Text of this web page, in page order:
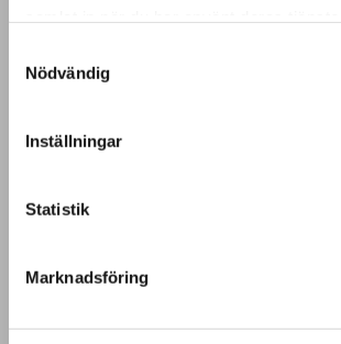
Nödvändig
Inställningar
Statistik
Marknadsföring
Kundundersökning